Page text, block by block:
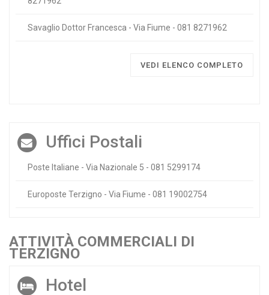
Savaglio Dottor Francesca - Via Fiume - 081 8271962
VEDI ELENCO COMPLETO
Uffici Postali
Poste Italiane - Via Nazionale 5 - 081 5299174
Europoste Terzigno - Via Fiume - 081 19002754
ATTIVITÀ COMMERCIALI DI
TERZIGNO
Hotel